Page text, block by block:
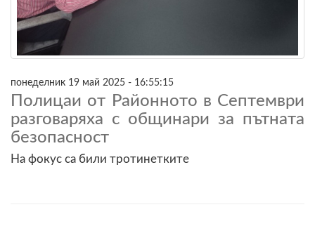
понеделник 19 май 2025 - 16:55:15
Полицаи от Районното в Септември
разговаряха с общинари за пътната
безопасност
На фокус са били тротинетките